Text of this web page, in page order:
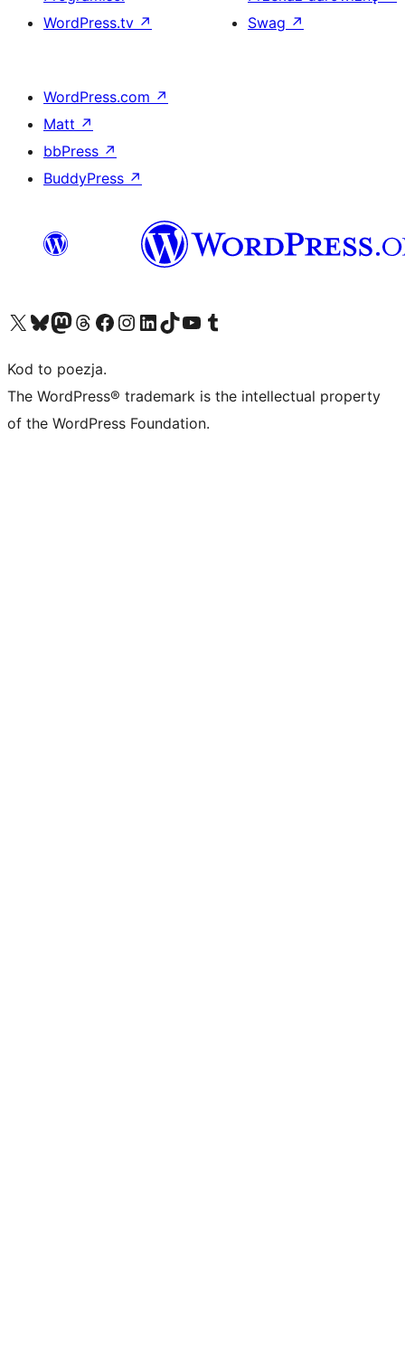
WordPress.tv ↗
Swag ↗
WordPress.com ↗
Matt ↗
bbPress ↗
BuddyPress ↗
Odwiedź nasze konto X (dawniej Twitter)
Odwiedź nasze konto Bluesky
Odwiedź nasze konto na Mastodoncie
Odwiedź naszego Threadsa
Odwiedź naszego Facebooka
Odwiedź nasze konto na Instagramie
Odwiedź nasze konto na LinkedIn
Odwiedź naszego TikToka
Odwiedź nasz kanał YouTube
Odwiedź naszego Tumblra
Kod to poezja.
The WordPress® trademark is the intellectual property
of the WordPress Foundation.